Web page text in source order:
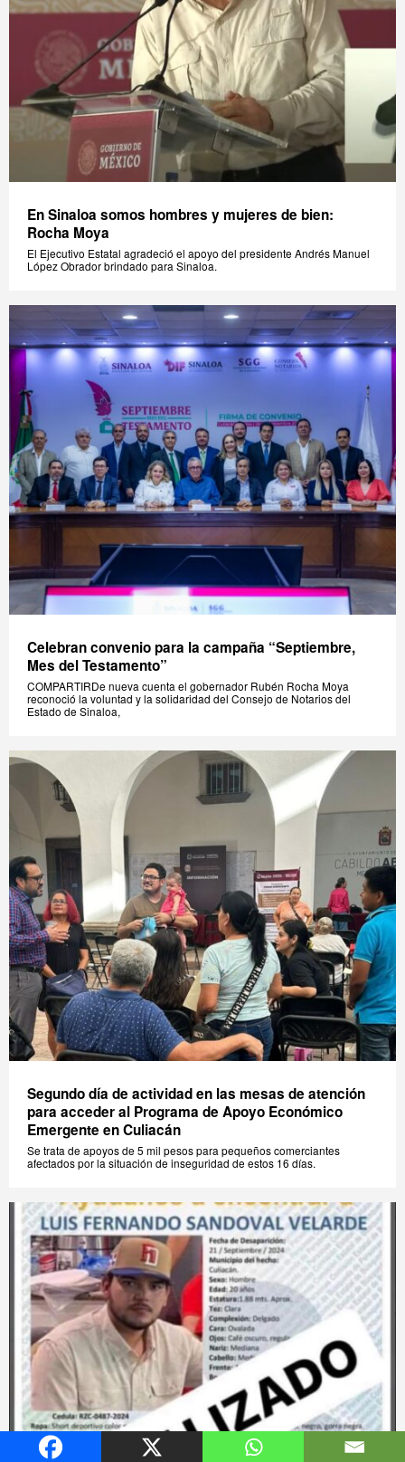
En Sinaloa somos hombres y mujeres de bien:
Rocha Moya
El Ejecutivo Estatal agradeció el apoyo del presidente Andrés Manuel
López Obrador brindado para Sinaloa.
Celebran convenio para la campaña “Septiembre,
Mes del Testamento”
COMPARTIRDe nueva cuenta el gobernador Rubén Rocha Moya
reconoció la voluntad y la solidaridad del Consejo de Notarios del
Estado de Sinaloa,
Segundo día de actividad en las mesas de atención
para acceder al Programa de Apoyo Económico
Emergente en Culiacán
Se trata de apoyos de 5 mil pesos para pequeños comerciantes
afectados por la situación de inseguridad de estos 16 días.